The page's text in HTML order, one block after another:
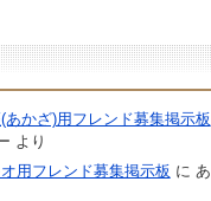
あかざ)用フレンド募集掲示板
より
用フレンド募集掲示板 に あ